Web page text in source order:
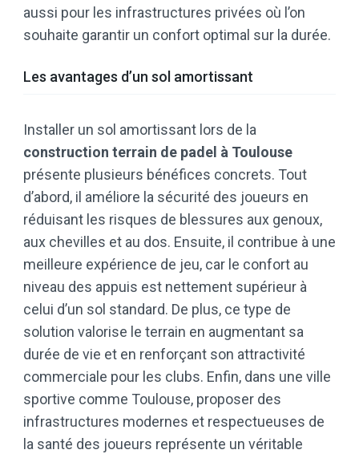
aussi pour les infrastructures privées où l’on
souhaite garantir un confort optimal sur la durée.
Les avantages d’un sol amortissant
Installer un sol amortissant lors de la
construction terrain de padel à Toulouse
présente plusieurs bénéfices concrets. Tout
d’abord, il améliore la sécurité des joueurs en
réduisant les risques de blessures aux genoux,
aux chevilles et au dos. Ensuite, il contribue à une
meilleure expérience de jeu, car le confort au
niveau des appuis est nettement supérieur à
celui d’un sol standard. De plus, ce type de
solution valorise le terrain en augmentant sa
durée de vie et en renforçant son attractivité
commerciale pour les clubs. Enfin, dans une ville
sportive comme Toulouse, proposer des
infrastructures modernes et respectueuses de
la santé des joueurs représente un véritable